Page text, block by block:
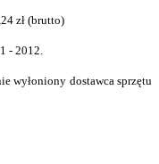
zł (brutto)
- 2012.
wyłoniony dostawca sprzętu